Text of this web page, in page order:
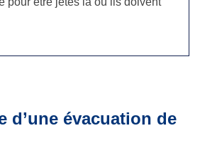
d’une évacuation de